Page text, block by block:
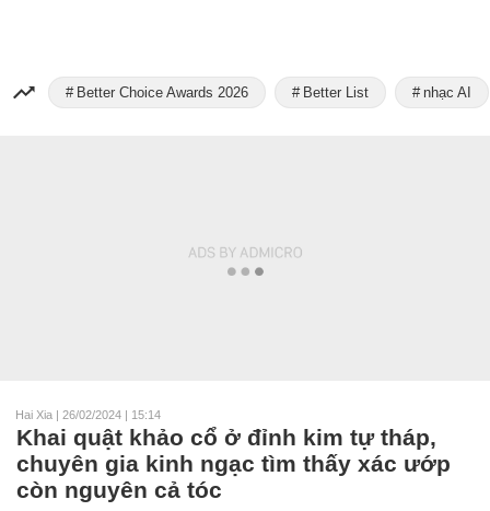
Better Choice Awards 2026 Better List nhạc AI
Hai Xia | 26/02/2024 | 15:14
Khai quật khảo cổ ở đỉnh kim tự tháp,
chuyên gia kinh ngạc tìm thấy xác ướp
còn nguyên cả tóc